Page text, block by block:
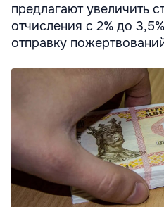
предлагают увеличить
отчисления с 2% до
отправку